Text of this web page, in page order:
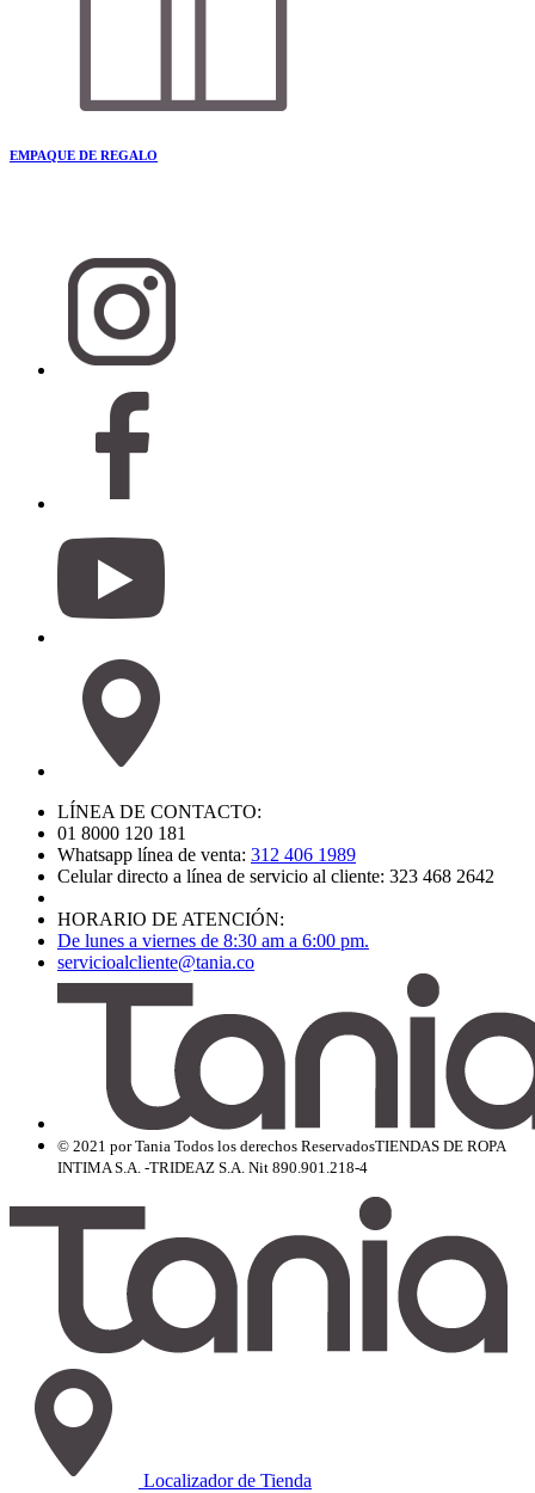
EMPAQUE DE REGALO
LÍNEA DE CONTACTO:
01 8000 120 181
Whatsapp línea de venta: 312 406 1989
Celular directo a línea de servicio al cliente: 323 468 2642
HORARIO DE ATENCIÓN:
De lunes a viernes de 8:30 am a 6:00 pm.
servicioalcliente@tania.co
© 2021 por Tania Todos los derechos ReservadosTIENDAS DE ROPA
INTIMA S.A. -TRIDEAZ S.A. Nit 890.901.218-4
Localizador de Tienda